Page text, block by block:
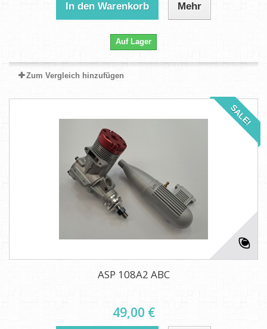
In den Warenkorb Mehr
Auf Lager
Zum Vergleich hinzufügen
SALE!
ASP 108A2 ABC
49,00 €